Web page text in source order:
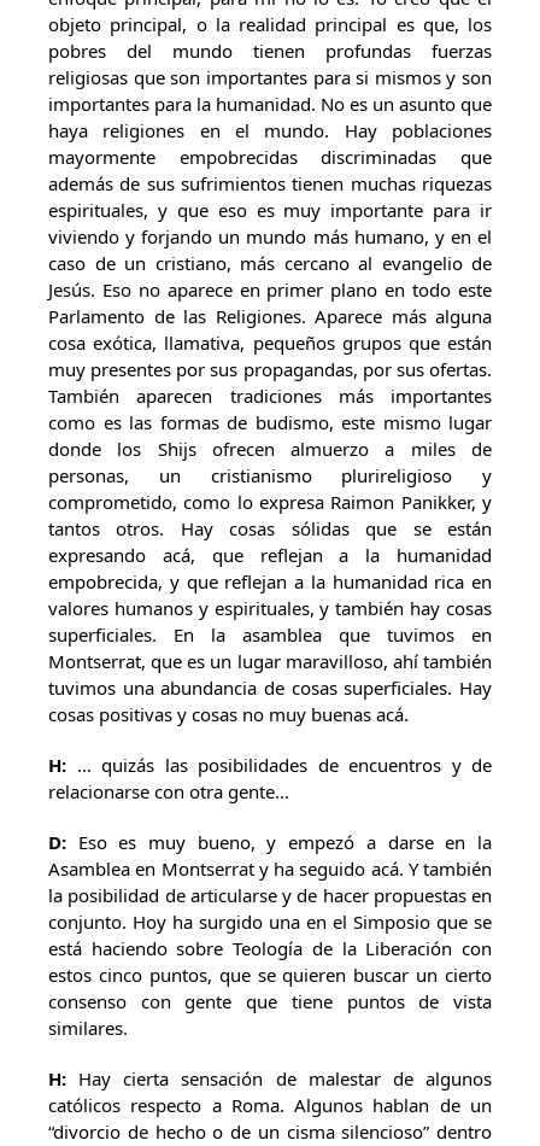
objeto principal, o la realidad principal es que, los
pobres del mundo tienen profundas fuerzas
religiosas que son importantes para si mismos y son
importantes para la humanidad. No es un asunto que
haya religiones en el mundo. Hay poblaciones
mayormente empobrecidas discriminadas que
además de sus sufrimientos tienen muchas riquezas
espirituales, y que eso es muy importante para ir
viviendo y forjando un mundo más humano, y en el
caso de un cristiano, más cercano al evangelio de
Jesús. Eso no aparece en primer plano en todo este
Parlamento de las Religiones. Aparece más alguna
cosa exótica, llamativa, pequeños grupos que están
muy presentes por sus propagandas, por sus ofertas.
También aparecen tradiciones más importantes
como es las formas de budismo, este mismo lugar
donde los Shijs ofrecen almuerzo a miles de
personas, un cristianismo plurireligioso y
comprometido, como lo expresa Raimon Panikker, y
tantos otros. Hay cosas sólidas que se están
expresando acá, que reflejan a la humanidad
empobrecida, y que reflejan a la humanidad rica en
valores humanos y espirituales, y también hay cosas
superficiales. En la asamblea que tuvimos en
Montserrat, que es un lugar maravilloso, ahí también
tuvimos una abundancia de cosas superficiales. Hay
cosas positivas y cosas no muy buenas acá.
H: … quizás las posibilidades de encuentros y de
relacionarse con otra gente…
D: Eso es muy bueno, y empezó a darse en la
Asamblea en Montserrat y ha seguido acá. Y también
la posibilidad de articularse y de hacer propuestas en
conjunto. Hoy ha surgido una en el Simposio que se
está haciendo sobre Teología de la Liberación con
estos cinco puntos, que se quieren buscar un cierto
consenso con gente que tiene puntos de vista
similares.
H: Hay cierta sensación de malestar de algunos
católicos respecto a Roma. Algunos hablan de un
“divorcio de hecho o de un cisma silencioso” dentro